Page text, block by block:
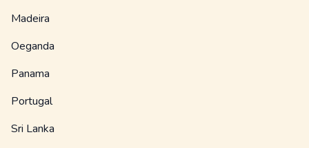
Madeira
Oeganda
Panama
Portugal
Sri Lanka